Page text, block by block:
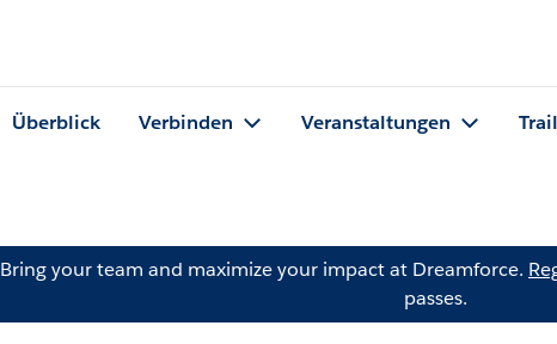
Überblick Verbinden Veranstaltungen
Bring your team and maximize your impact at Dreamforce.
passes.